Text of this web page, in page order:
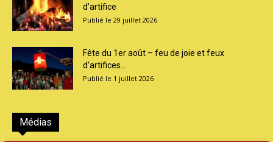
d’artifice
29 juillet 2026
Fête du 1er août – feu de joie et feux
d’artifices...
1 juillet 2026
Médias